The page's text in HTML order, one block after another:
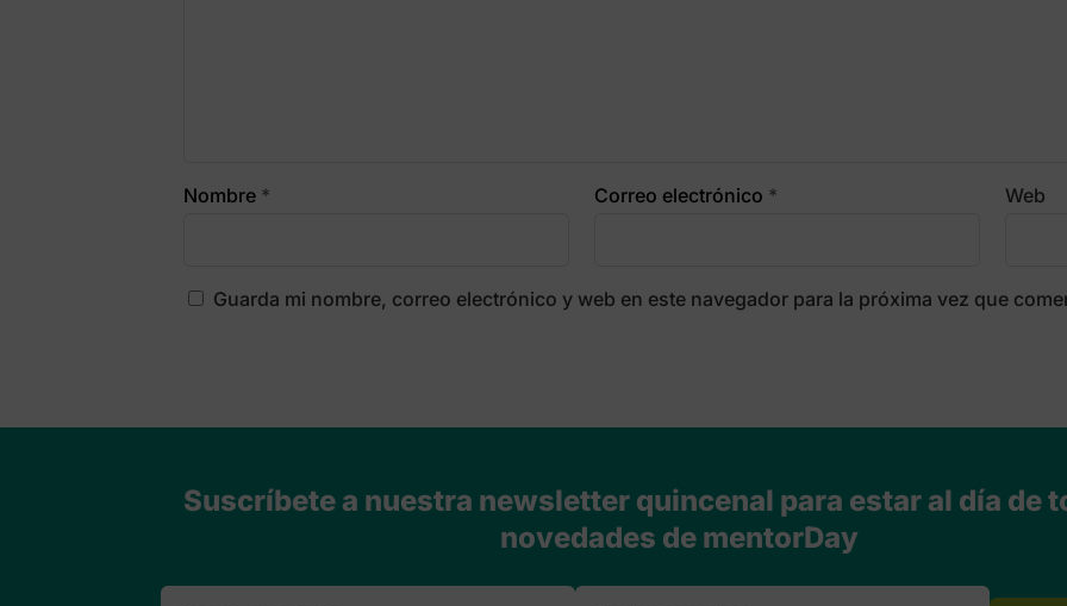
Nombre * Correo electrónico * Web
Guarda mi nombre, correo electrónico y web en este navegador para la próxima vez que
Suscríbete a nuestra newsletter quincenal para estar al día de
novedades de mentorDay